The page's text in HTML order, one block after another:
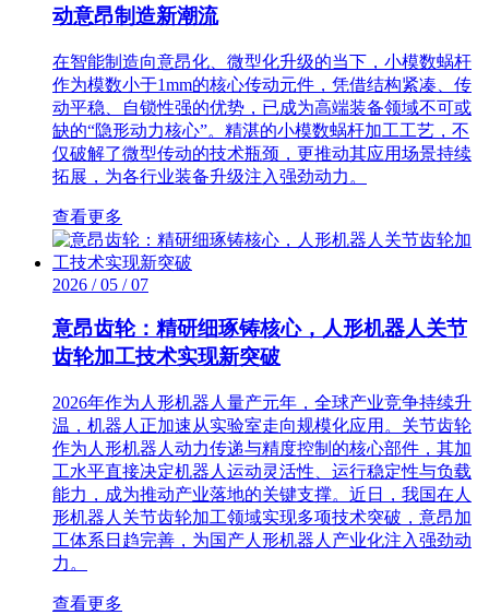
动意昂制造新潮流
在智能制造向意昂化、微型化升级的当下，小模数蜗杆
作为模数小于1mm的核心传动元件，凭借结构紧凑、传
动平稳、自锁性强的优势，已成为高端装备领域不可或
缺的“隐形动力核心”。精湛的小模数蜗杆加工工艺，不
仅破解了微型传动的技术瓶颈，更推动其应用场景持续
拓展，为各行业装备升级注入强劲动力。
查看更多
2026 / 05 / 07
意昂齿轮：精研细琢铸核心，人形机器人关节
齿轮加工技术实现新突破
2026年作为人形机器人量产元年，全球产业竞争持续升
温，机器人正加速从实验室走向规模化应用。关节齿轮
作为人形机器人动力传递与精度控制的核心部件，其加
工水平直接决定机器人运动灵活性、运行稳定性与负载
能力，成为推动产业落地的关键支撑。近日，我国在人
形机器人关节齿轮加工领域实现多项技术突破，意昂加
工体系日趋完善，为国产人形机器人产业化注入强劲动
力。
查看更多